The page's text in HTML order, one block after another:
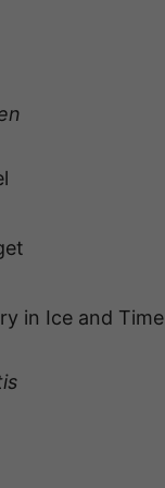
in Ice and Time